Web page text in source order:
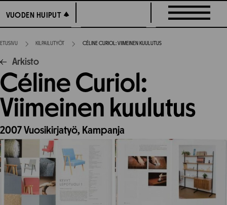
suoraan
sisältöön
VUODEN HUIPUT
VUODEN HUIPUT
ETUSIVU KILPAILUTYÖT CÉLINE CURIOL: VIIMEINEN KUULUTUS
Arkisto
Céline Curiol:
Viimeinen kuulutus
2007Vuosikirjatyö, Kampanja